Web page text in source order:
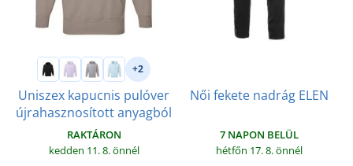
+2
Uniszex kapucnis pulóver
újrahasznosított anyagból
RAKTÁRON
kedden 11. 8.önnél
Női fekete nadrág ELEN
7 NAPON BELÜL
hétfőn 17. 8.önnél